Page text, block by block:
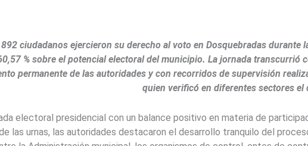
ciudadanos ejercieron su derecho al voto en Dosquebradas durante
% sobre el potencial electoral del municipio. La jornada transcurrió
permanente de las autoridades y con recorridos de supervisión
quien verificó en diferentes sectores
electoral presidencial con un balance positivo en materia de
las urnas, las autoridades destacaron el desarrollo tranquilo del